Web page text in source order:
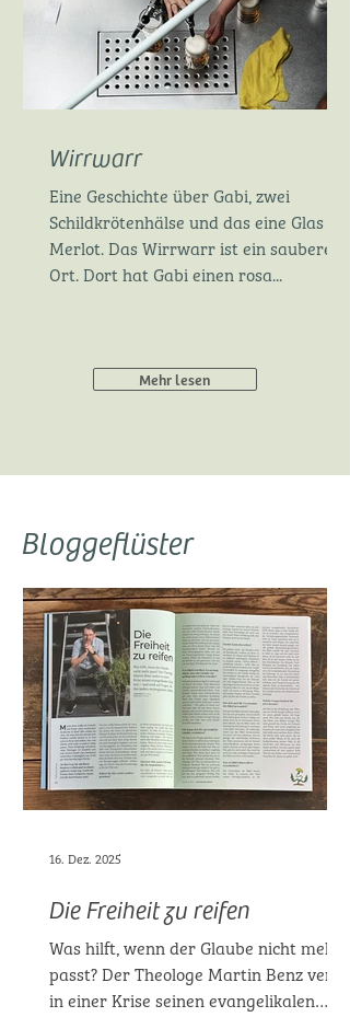
Wirrwarr
Eine Geschichte über Gabi, zwei
Schildkrötenhälse und das eine Glas
Merlot. Das Wirrwarr ist ein sauberer
Ort. Dort hat Gabi einen rosa...
Mehr lesen
Bloggeflüster
Die Freiheit zu reifen
Was hilft, wenn der Glaube nicht mehr
passt? Der Theologe Martin Benz verlor
in einer Krise seinen evangelikalen
16. Dez. 2025